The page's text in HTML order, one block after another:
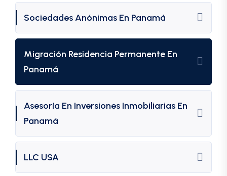
Sociedades Anónimas En Panamá
Migración Residencia Permanente En
Panamá
Asesoría En Inversiones Inmobiliarias En
Panamá
LLC USA